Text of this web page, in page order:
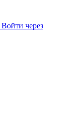
Войти через